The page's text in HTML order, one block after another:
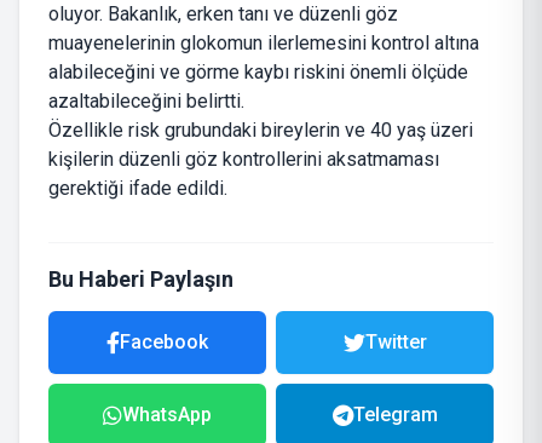
oluyor. Bakanlık, erken tanı ve düzenli göz
muayenelerinin glokomun ilerlemesini kontrol altına
alabileceğini ve görme kaybı riskini önemli ölçüde
azaltabileceğini belirtti.
Özellikle risk grubundaki bireylerin ve 40 yaş üzeri
kişilerin düzenli göz kontrollerini aksatmaması
gerektiği ifade edildi.
Bu Haberi Paylaşın
Facebook Twitter
WhatsApp Telegram